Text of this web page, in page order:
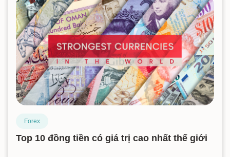
Forex
Top 10 đồng tiền có giá trị cao nhất thế giới